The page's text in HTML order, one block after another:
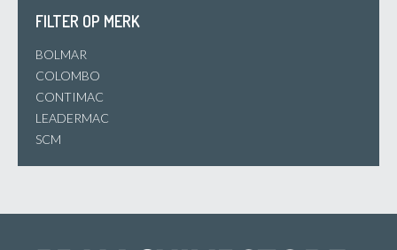
FILTER OP MERK
BOLMAR
COLOMBO
CONTIMAC
LEADERMAC
SCM